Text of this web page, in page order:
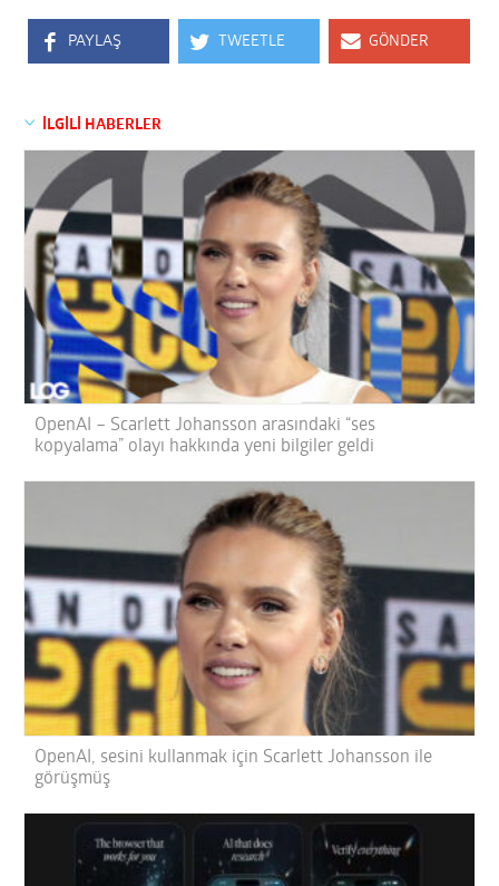
PAYLAŞ TWEETLE GÖNDER
İLGİLİ HABERLER
OpenAI – Scarlett Johansson arasındaki “ses
kopyalama” olayı hakkında yeni bilgiler geldi
OpenAI, sesini kullanmak için Scarlett Johansson ile
görüşmüş